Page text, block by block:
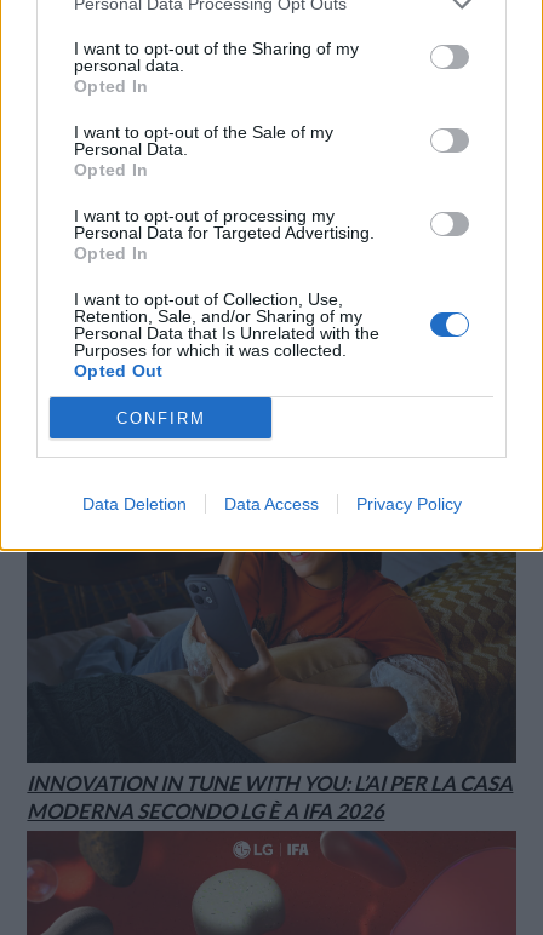
I want to opt-out of the Sharing of my
personal data.
Opted In
I want to opt-out of the Sale of my
Personal Data.
Opted In
I want to opt-out of processing my
Personal Data for Targeted Advertising.
Opted In
I want to opt-out of Collection, Use,
Retention, Sale, and/or Sharing of my
Personal Data that Is Unrelated with the
Purposes for which it was collected.
Opted Out
CONFIRM
Data Deletion Data Access Privacy Policy
SMARTPHONE E NON SOLO: TECNOGAZZETTA
XIAOMI PRESENTA I NUOVI REDMI 17 SERIES,
FOCUS SU AUTONOMIA E INTRATTENIMENTO
INNOVATION IN TUNE WITH YOU: L’AI PER LA CASA
MODERNA SECONDO LG È A IFA 2026